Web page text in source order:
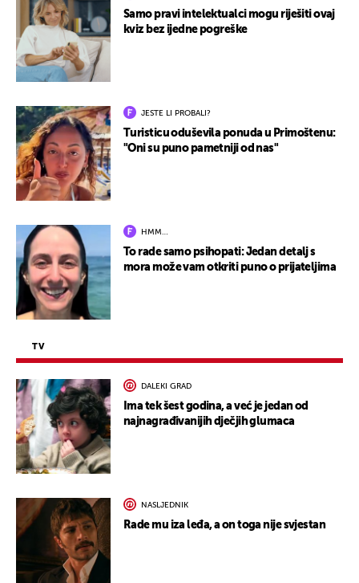
Samo pravi intelektualci mogu riješiti ovaj
kviz bez ijedne pogreške
JESTE LI PROBALI?
Turisticu oduševila ponuda u Primoštenu:
"Oni su puno pametniji od nas"
HMM…
To rade samo psihopati: Jedan detalj s
mora može vam otkriti puno o prijateljima
TV
DALEKI GRAD
Ima tek šest godina, a već je jedan od
najnagrađivanijih dječjih glumaca
NASLJEDNIK
Rade mu iza leđa, a on toga nije svjestan